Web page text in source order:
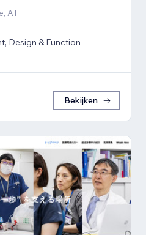
AT
Design & Function
Bekijken